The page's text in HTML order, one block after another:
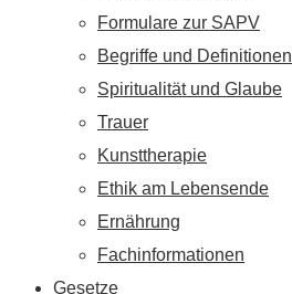
Formulare zur SAPV
Begriffe und Definitionen
Spiritualität und Glaube
Trauer
Kunsttherapie
Ethik am Lebensende
Ernährung
Fachinformationen
Gesetze